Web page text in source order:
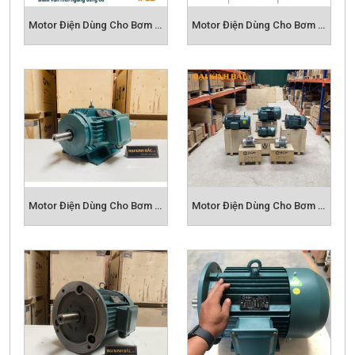
- Điện áp 3 pha 380v
CẤU TẠI ĐỘNG CƠ ĐIỆN BGM
ƯU ĐIỂM CỦA
ĐỘNG CƠ ĐIỆN BGM
- Hệ số bảo vệ bụi và nước IP55, giúp hoạt
Motor Điện Dùng Cho Bơm Bánh Răng Motor Điện Dùng Cho Bơm Định Lượng
Motor Điện Dùng Cho Bơm Cứu Hỏa Motor Điện Dùng Cho Bơm Hút Chân Không